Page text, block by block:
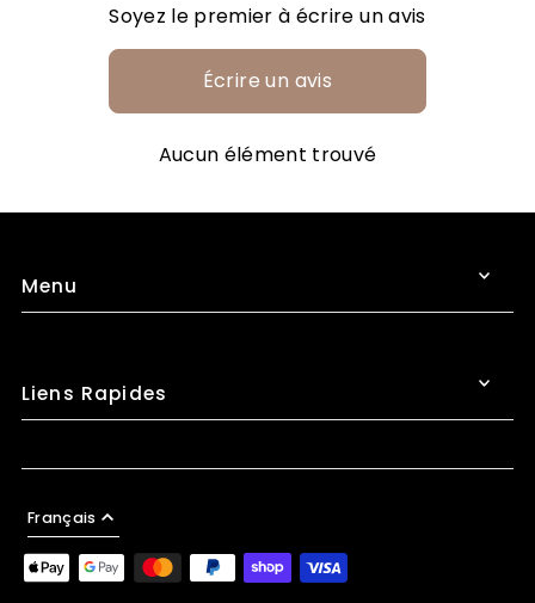
Soyez le premier à écrire un avis
Écrire un avis
Aucun élément trouvé
Menu
Liens Rapides
Français